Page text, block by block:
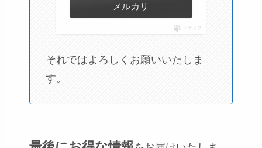
メルカリ
ポチップ
それではよろしくお願いいたしま
す。